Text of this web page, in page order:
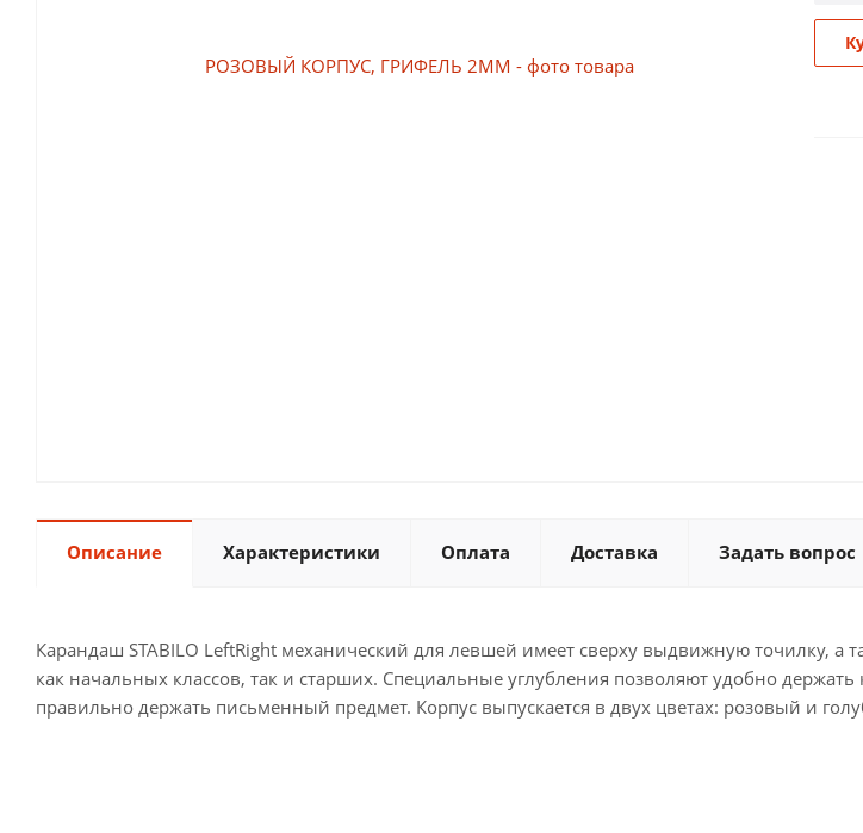
Описание Характеристики Оплата Доставка Задать вопрос
Карандаш STABILO LeftRight механический для левшей имеет сверху выдвижную точилку,
как начальных классов, так и старших. Специальные углубления позволяют удобно
правильно держать письменный предмет. Корпус выпускается в двух цветах: розовый и